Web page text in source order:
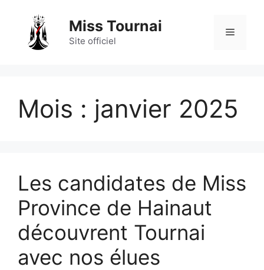
contenu
Miss Tournai
Site officiel
Menu
Mois : janvier 2025
Les candidates de Miss
Province de Hainaut
découvrent Tournai
avec nos élues